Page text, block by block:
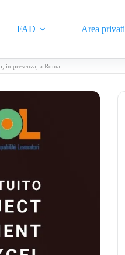
FAD Area privati
in presenza, a Roma